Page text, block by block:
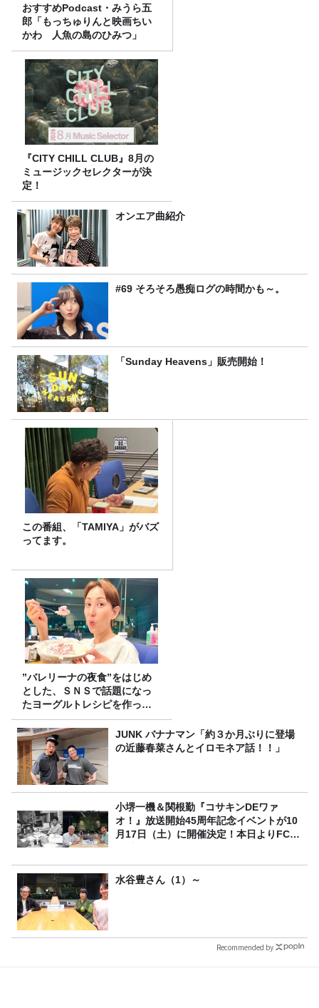
おすすめPodcast・みうら五
郎「もっちゅりんと映画ちい
かわ 人魚の島のひみつ」
『CITY CHILL CLUB』8月の
ミュージックセレクターが決
定！
オンエア曲紹介
#69 そろそろ愚痴ログの時間かも～。
「Sunday Heavens」販売開始！
この番組、「TAMIYA」がバズ
ってます。
”バレリーナの夜食”をはじめ
とした、ＳＮＳで話題になっ
たヨーグルトレシピを作って
みた！
JUNK バナナマン「約３か月ぶりに登場
の近藤春菜さんとイロモネア話！！」
小堺一機＆関根勤『コサキンDEワァ
オ！』放送開始45周年記念イベントが10
月17日（土）に開催決定！本日よりFC先
水谷豊さん（1）～
Recommended by